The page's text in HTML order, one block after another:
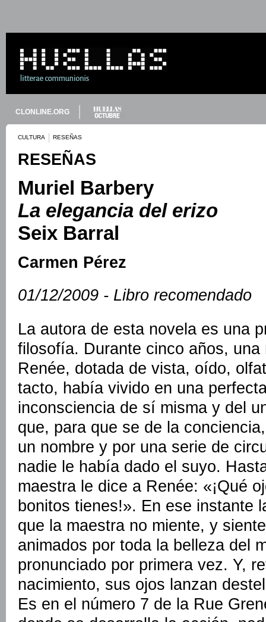
CLONLINE.ORG
CULTURA RESEÑAS
RESEÑAS
Muriel Barbery
La elegancia del erizo
Seix Barral
Carmen Pérez
01/12/2009 - Libro recomendado
La autora de esta novela es una
filosofía. Durante cinco años, una
Renée, dotada de vista, oído,
tacto, había vivido en una
inconsciencia de sí misma y del
que, para que se de la
un nombre y por una serie de
nadie le había dado el suyo.
maestra le dice a Renée: «¡Qué
bonitos tienes!». En ese instante
que la maestra no miente, y
animados por toda la belleza del
pronunciado por primera vez. Y,
nacimiento, sus ojos lanzan
Es en el número 7 de la Rue